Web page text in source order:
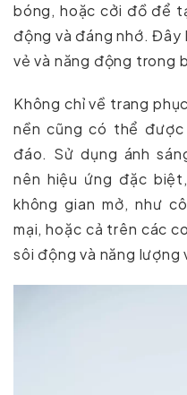
bóng, hoặc cởi đồ để
động và đáng nhớ. Đây
vẻ và năng động trong
Không chỉ về trang
nền cũng có thể
đáo. Sử dụng ánh
nên hiệu ứng đặc
không gian mở, như
mại, hoặc cả trên các
sôi động và năng lượng